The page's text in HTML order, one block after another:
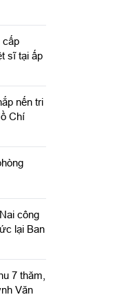
cấp
sĩ tại ấp
nến tri
Chí
công
lại Ban
7 thăm,
Văn